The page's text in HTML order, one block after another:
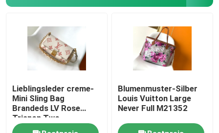
Lieblingsleder creme-
Mini Sling Bag
Brandeds LV Rose
Trianon Two
Monogram Empreinte
Blumenmuster-Silber
Louis Vuitton Large
Never Full M21352